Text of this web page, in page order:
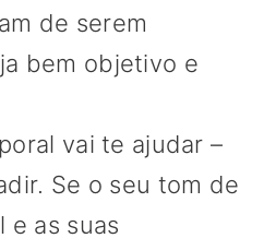
de serem
bem objetivo e
vai te ajudar –
Se o seu tom de
e as suas